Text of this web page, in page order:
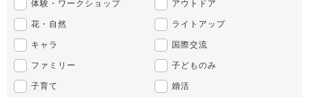
体験・ワークショップ アウトドア
花・自然 ライトアップ
キャラ 国際交流
ファミリー 子どものみ
子育て 婚活